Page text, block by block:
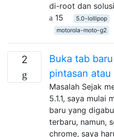
di-root dan
15
5.0-lollipop
motorola-moto-g2
2
Buka tab
pintasan atau
Masalah Sejak
5.1.1, saya mulai
baru yang
terbaru, namun,
chrome, saya